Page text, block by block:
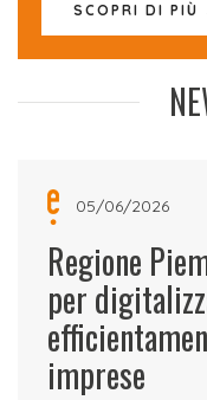
SCOPRI DI PIÙ
05/06/2026
Regione
per
imprese